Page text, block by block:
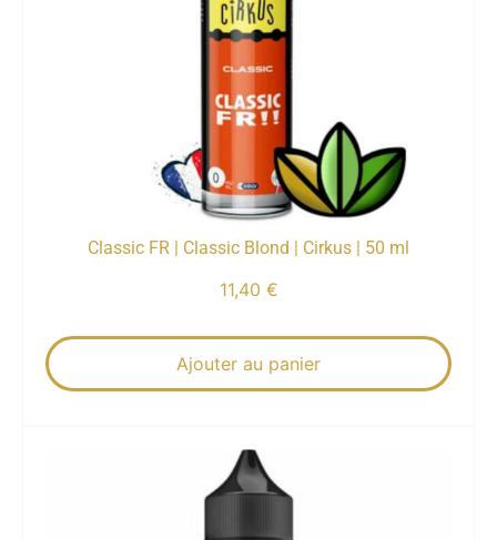
Classic FR | Classic Blond | Cirkus | 50 ml
11,40 €
Ajouter au panier